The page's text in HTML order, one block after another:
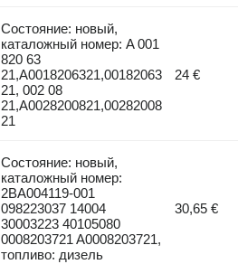
Состояние: новый,
каталожный номер: A 001
820 63
21,A0018206321,00182063
21, 002 08
21,A0028200821,00282008
21
24 €
Состояние: новый,
каталожный номер:
2BA004119-001
098223037 14004
30003223 40105080
0008203721 A0008203721,
топливо: дизель
30,65 €